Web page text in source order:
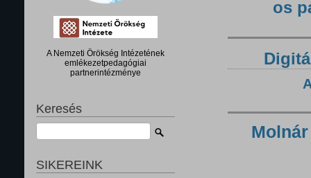
A Nemzeti Örökség Intézetének
emlékezetpedagógiai
partnerintézménye
Keresés
SIKEREINK
os